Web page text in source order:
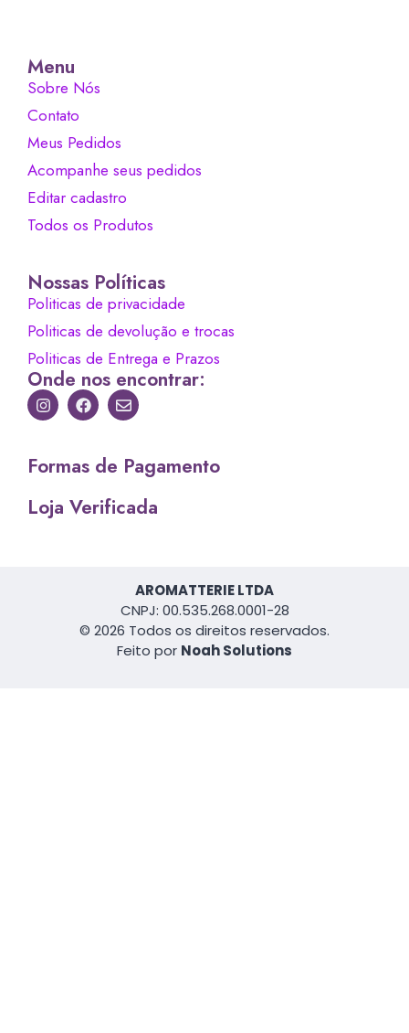
Menu
Sobre Nós
Contato
Meus Pedidos
Acompanhe seus pedidos
Editar cadastro
Todos os Produtos
Nossas Políticas
Politicas de privacidade
Politicas de devolução e trocas
Politicas de Entrega e Prazos
Onde nos encontrar:
Formas de Pagamento
Loja Verificada
AROMATTERIE LTDA
CNPJ: 00.535.268.0001-28
© 2026 Todos os direitos reservados.
Feito por Noah Solutions